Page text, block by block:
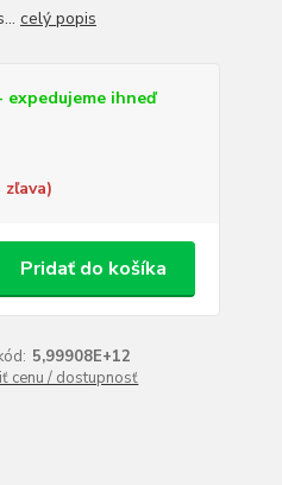
celý popis
expedujeme ihneď
Pridať do košíka
5,99908E+12
cenu / dostupnosť